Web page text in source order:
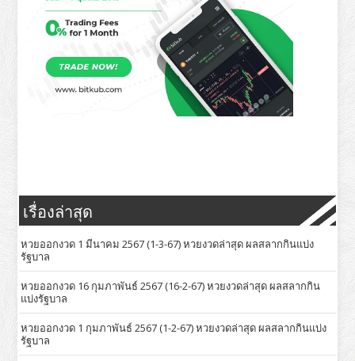
เรื่องล่าสุด
หวยออกงวด 1 มีนาคม 2567 (1-3-67) หวยงวดล่าสุด ผลสลากกินแบ่ง
รัฐบาล
หวยออกงวด 16 กุมภาพันธ์ 2567 (16-2-67) หวยงวดล่าสุด ผลสลากกิน
แบ่งรัฐบาล
หวยออกงวด 1 กุมภาพันธ์ 2567 (1-2-67) หวยงวดล่าสุด ผลสลากกินแบ่ง
รัฐบาล